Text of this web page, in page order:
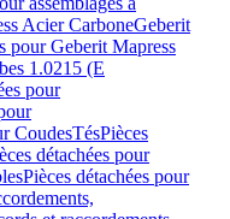
Acier CarboneGeberit
pour Geberit Mapress
1.0215 (E
pour
CoudesTésPièces
détachées pour
Pièces détachées pour